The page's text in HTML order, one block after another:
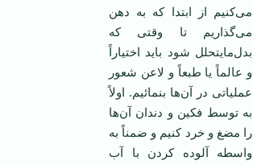
می‌کنیم از ابتدا که به دهن
می‌گذاریم تا وقتی که
بدل‌مایتحلل شود باید اختیاراً
و عالماً یا طبعاً و لاعن شعور
عملیاتی در آن‌ها بنمائیم. اولاً
به توسط فکین و دندان آن‌ها
را مضغ و خرد کنیم و ضمناً به
واسطه آلوده کردن با آب